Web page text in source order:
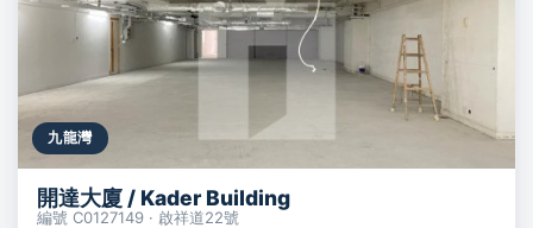
九龍灣
開達大廈 / Kader Building
編號 C0127149 · 啟祥道22號